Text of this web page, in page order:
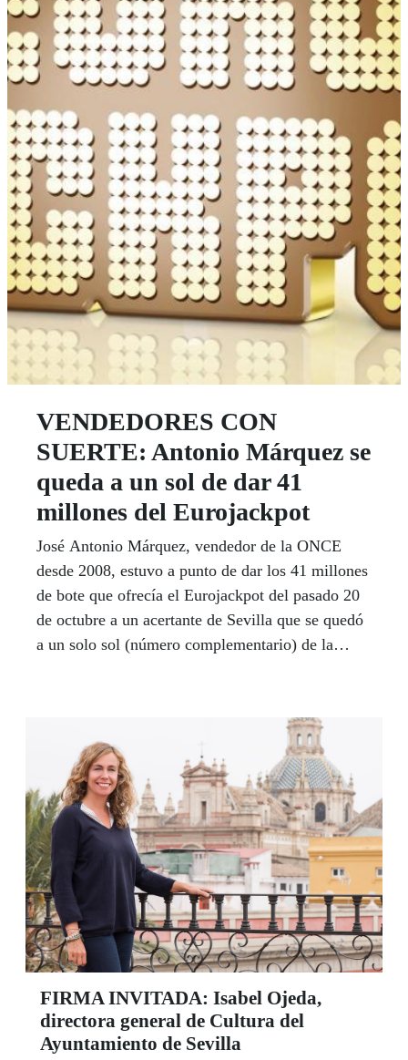
VENDEDORES CON
SUERTE: Antonio Márquez se
queda a un sol de dar 41
millones del Eurojackpot
José Antonio Márquez, vendedor de la ONCE
desde 2008, estuvo a punto de dar los 41 millones
de bote que ofrecía el Eurojackpot del pasado 20
de octubre a un acertante de Sevilla que se quedó
a un solo sol (número complementario) de la
de segunda categoría. Octubre fue también un mes
de suerte y fortuna con la ONCE en Andalucía
con premios mayores en localidades como Jerez,
Huércal-Overa (Almería) o Villafranca de
Córdoba, entre otras muchas.
FIRMA INVITADA: Isabel Ojeda,
directora general de Cultura del
Ayuntamiento de Sevilla